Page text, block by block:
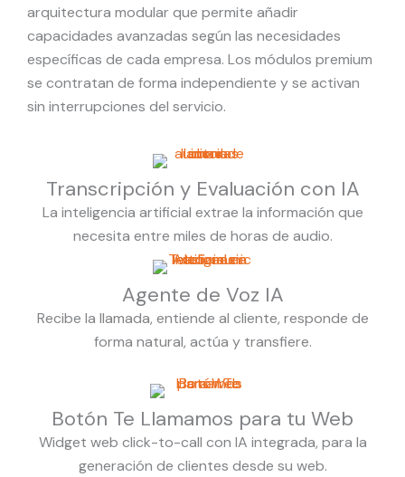
arquitectura modular que permite añadir
capacidades avanzadas según las necesidades
específicas de cada empresa. Los módulos premium
se contratan de forma independiente y se activan
sin interrupciones del servicio.
Transcripción y Evaluación con IA
La inteligencia artificial extrae la información que
necesita entre miles de horas de audio.
Agente de Voz IA
Recibe la llamada, entiende al cliente, responde de
forma natural, actúa y transfiere.
Botón Te Llamamos para tu Web
Widget web click-to-call con IA integrada, para la
generación de clientes desde su web.